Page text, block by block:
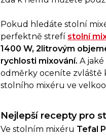
Pokud hledáte stolní
perfektně strefí stolní
1400 W, 2litrovým
rychlosti mixování. A
odměrky oceníte zvláště
stolního mixéru ve
Nejlepší recepty pro
Ve stolním mixéru Tefal